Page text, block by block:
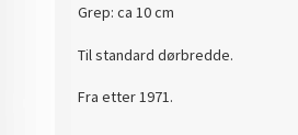
Grep: ca 10 cm
Til standard dørbredde.
Fra etter 1971.